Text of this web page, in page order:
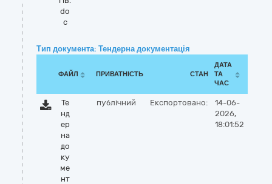
do
c
Тип документа: Тендерна документація
ФАЙЛ ПРИВАТНІСТЬ СТАН
ДАТА
ТА
ЧАС
Те
нд
ер
на
до
ку
ме
нт
публічний Експортовано:
14-06-
2026,
18:01:52